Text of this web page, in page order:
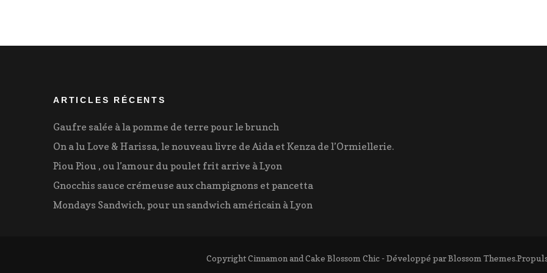
ARTICLES RÉCENTS
Gaufre salée à la pomme de terre pour le brunch
On a lu Love & Harissa, le nouveau livre de Aida et Kenza de l’Ormiellerie.
Piou Piou , ou l’amour du poulet frit arrive à Lyon
Gnocchis sauce crémeuse aux champignons et pancetta
Mondays Sandwich, pour un sandwich américain à Lyon
Copyright Cinnamon and Cake Blossom Chic - Développé parBlossom Themes